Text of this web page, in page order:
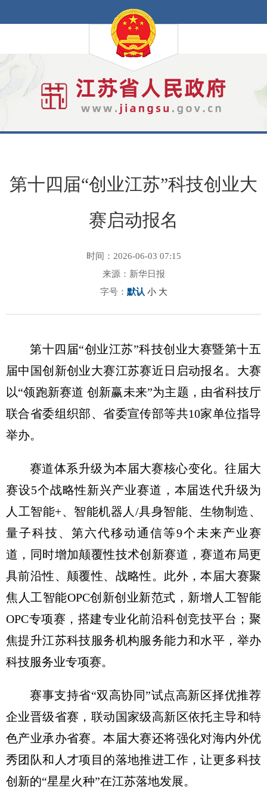
第十四届“创业江苏”科技创业大
赛启动报名
时间：2026-06-03 07:15
来源：新华日报
字号： 默认 小 大
第十四届“创业江苏”科技创业大赛暨第十五
届中国创新创业大赛江苏赛近日启动报名。大赛
以“领跑新赛道 创新赢未来”为主题，由省科技厅
联合省委组织部、省委宣传部等共10家单位指导
举办。
赛道体系升级为本届大赛核心变化。往届大
赛设5个战略性新兴产业赛道，本届迭代升级为
人工智能+、智能机器人/具身智能、生物制造、
量子科技、第六代移动通信等9个未来产业赛
道，同时增加颠覆性技术创新赛道，赛道布局更
具前沿性、颠覆性、战略性。此外，本届大赛聚
焦人工智能OPC创新创业新范式，新增人工智能
OPC专项赛，搭建专业化前沿科创竞技平台；聚
焦提升江苏科技服务机构服务能力和水平，举办
科技服务业专项赛。
赛事支持省“双高协同”试点高新区择优推荐
企业晋级省赛，联动国家级高新区依托主导和特
色产业承办省赛。本届大赛还将强化对海内外优
秀团队和人才项目的落地推进工作，让更多科技
创新的“星星火种”在江苏落地发展。